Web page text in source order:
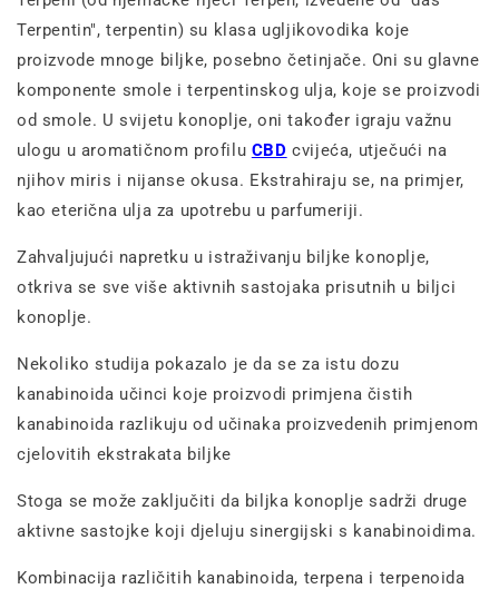
Terpentin", terpentin) su klasa ugljikovodika koje
proizvode mnoge biljke, posebno četinjače. Oni su glavne
komponente smole i terpentinskog ulja, koje se proizvodi
od smole. U svijetu konoplje, oni također igraju važnu
ulogu u aromatičnom profilu CBD cvijeća, utječući na
njihov miris i nijanse okusa. Ekstrahiraju se, na primjer,
kao eterična ulja za upotrebu u parfumeriji.
Zahvaljujući napretku u istraživanju biljke konoplje,
otkriva se sve više aktivnih sastojaka prisutnih u biljci
konoplje.
Nekoliko studija pokazalo je da se za istu dozu
kanabinoida učinci koje proizvodi primjena čistih
kanabinoida razlikuju od učinaka proizvedenih primjenom
cjelovitih ekstrakata biljke
Stoga se može zaključiti da biljka konoplje sadrži druge
aktivne sastojke koji djeluju sinergijski s kanabinoidima.
Kombinacija različitih kanabinoida, terpena i terpenoida